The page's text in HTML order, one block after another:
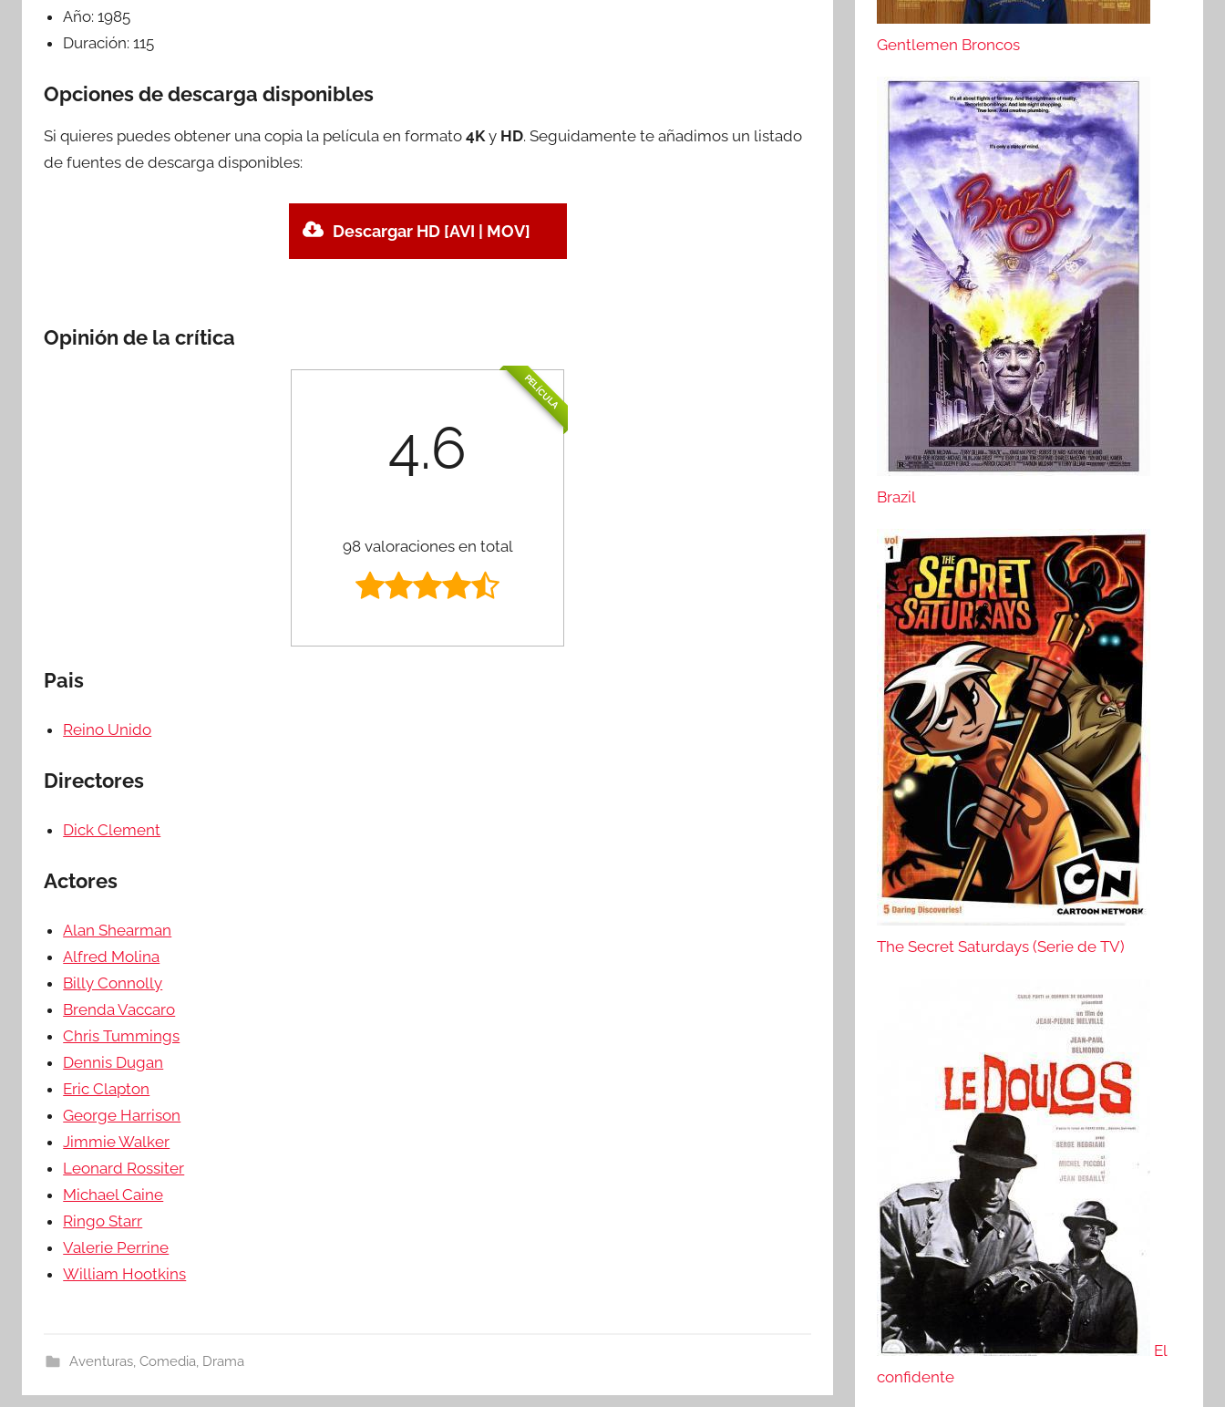
Año:1985
Duración:115
Opciones de descarga disponibles
Si quieres puedes obtener una copia la película en formato 4K y HD. Seguidamente te añadimos un listado
de fuentes de descarga disponibles:
Descargar HD [AVI | MOV]
Opinión de la crítica
PELÍCULA
4.6
98 valoraciones en total
Pais
Reino Unido
Directores
Dick Clement
Actores
Alan Shearman
Alfred Molina
Billy Connolly
Brenda Vaccaro
Chris Tummings
Dennis Dugan
Eric Clapton
George Harrison
Jimmie Walker
Leonard Rossiter
Michael Caine
Ringo Starr
Valerie Perrine
William Hootkins
Aventuras, Comedia, Drama
Gentlemen Broncos
Brazil
The Secret Saturdays (Serie de TV)
El
confidente